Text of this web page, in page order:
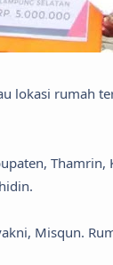
lokasi rumah
Thamrin,
Misqun.